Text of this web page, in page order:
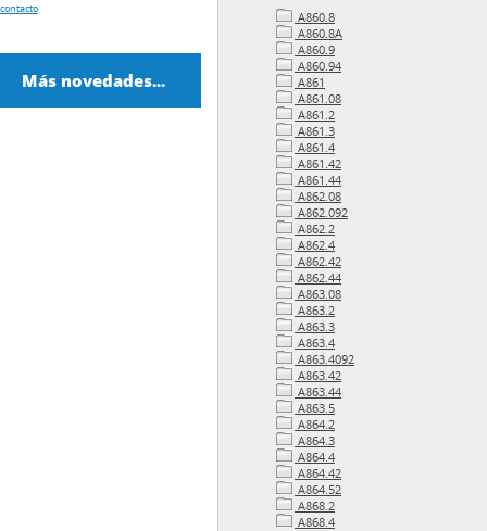
A860.8
A860.8A
A860.9
A860.94
A861
A861.08
A861.2
A861.3
A861.4
A861.42
A861.44
A862.08
A862.092
A862.2
A862.4
A862.42
A862.44
A863.08
A863.2
A863.3
A863.4
A863.4092
A863.42
A863.44
A863.5
A864.2
A864.3
A864.4
A864.42
A864.52
A868.2
A868.4
contacto
Más novedades...